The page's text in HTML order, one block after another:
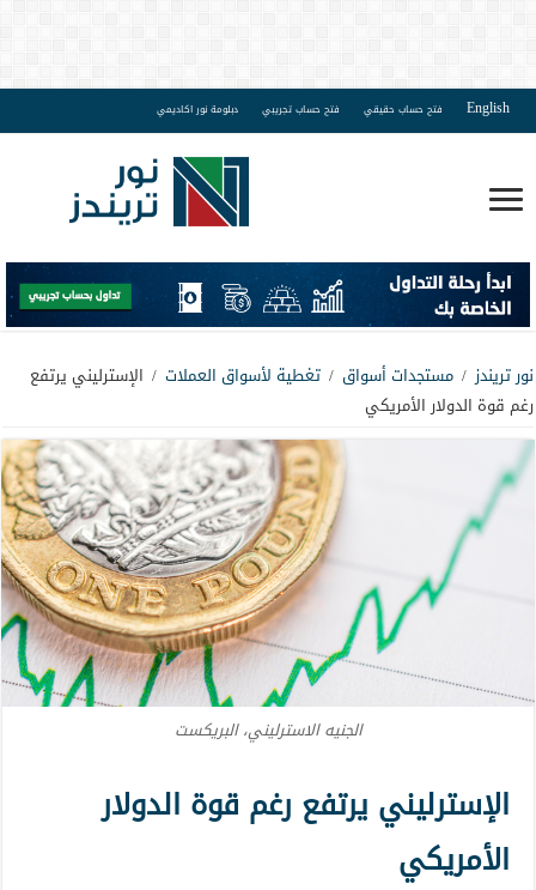
English فتح حساب حقيقي فتح حساب تجريبي دبلومة نور اكاديمي
نور تريندز / مستجدات أسواق / تغطية لأسواق العملات / الإسترليني يرتفع
رغم قوة الدولار الأمريكي
الجنيه الاسترليني، البريكست
الإسترليني يرتفع رغم قوة الدولار
الأمريكي